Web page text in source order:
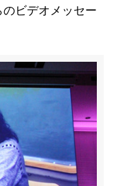
ビデオメッセー